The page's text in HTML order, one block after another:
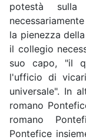
potestà
la pienezza
il collegio
suo capo, "il
l'ufficio di
universale". In
romano
romano
Pontefice